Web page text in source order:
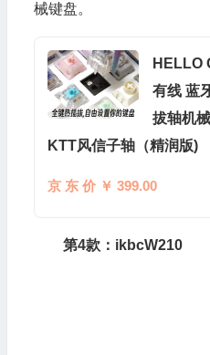
械键盘。
HELLO
有线 蓝
拔轴机
KTT风信子轴（精润版)
京 东 价 ￥ 399.00
第4款：ikbcW210